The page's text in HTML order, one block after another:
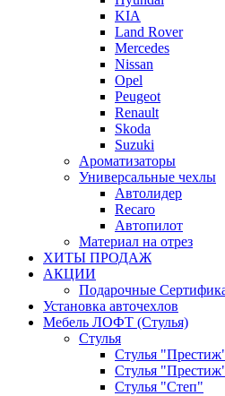
KIA
Land Rover
Mercedes
Nissan
Opel
Peugeot
Renault
Skoda
Suzuki
Ароматизаторы
Универсальные чехлы
Автолидер
Recaro
Автопилот
Материал на отрез
ХИТЫ ПРОДАЖ
АКЦИИ
Подарочные
Установка авточехлов
Мебель ЛОФТ (Стулья)
Стулья
Стулья
Стулья
Стулья "Степ"